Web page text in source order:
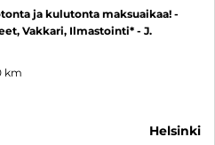
ja kulutonta maksuaikaa! -
Vakkari, Ilmastointi* - J.
km
helsinki